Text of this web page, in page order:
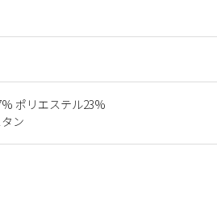
ポリエステル23%
ン